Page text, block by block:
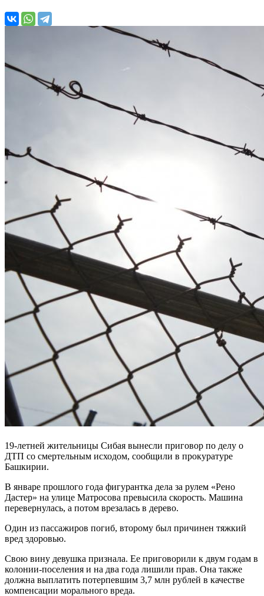
19-летней жительницы Сибая вынесли приговор по делу о
ДТП со смертельным исходом, сообщили в прокуратуре
Башкирии.
В январе прошлого года фигурантка дела за рулем «Рено
Дастер» на улице Матросова превысила скорость. Машина
перевернулась, а потом врезалась в дерево.
Один из пассажиров погиб, второму был причинен тяжкий
вред здоровью.
Свою вину девушка признала. Ее приговорили к двум годам в
колонии-поселения и на два года лишили прав. Она также
должна выплатить потерпевшим 3,7 млн рублей в качестве
компенсации морального вреда.